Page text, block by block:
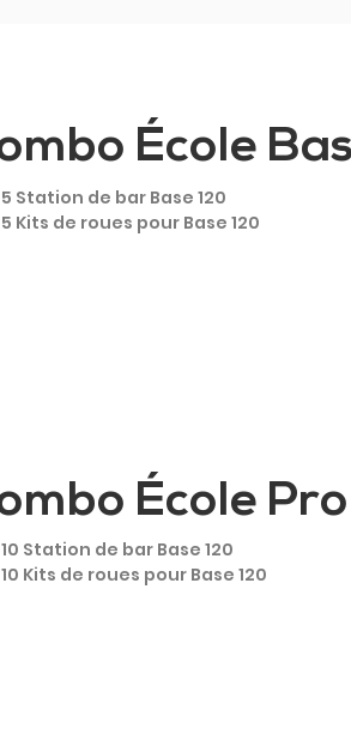
École
Station de bar Base 120
Kits de roues pour Base 120
École
Station de bar Base 120
Kits de roues pour Base 120